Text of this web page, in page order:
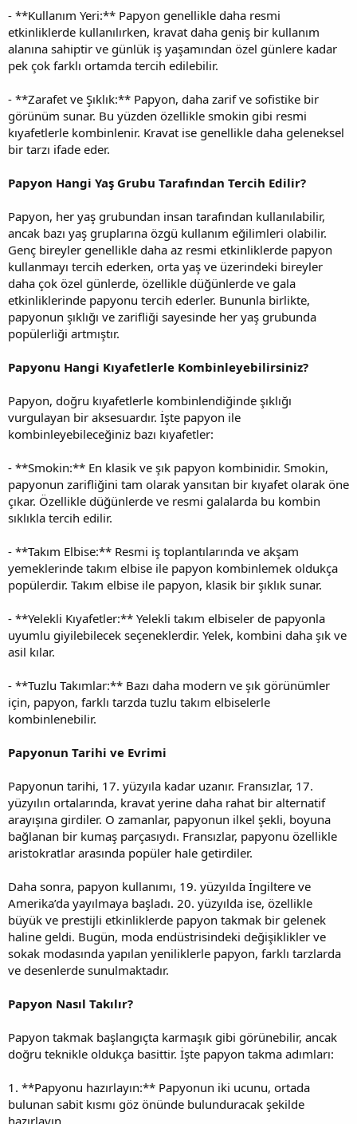
- **Kullanım Yeri:** Papyon genellikle daha resmi
etkinliklerde kullanılırken, kravat daha geniş bir kullanım
alanına sahiptir ve günlük iş yaşamından özel günlere kadar
pek çok farklı ortamda tercih edilebilir.
- **Zarafet ve Şıklık:** Papyon, daha zarif ve sofistike bir
görünüm sunar. Bu yüzden özellikle smokin gibi resmi
kıyafetlerle kombinlenir. Kravat ise genellikle daha geleneksel
bir tarzı ifade eder.
Papyon Hangi Yaş Grubu Tarafından Tercih Edilir?
Papyon, her yaş grubundan insan tarafından kullanılabilir,
ancak bazı yaş gruplarına özgü kullanım eğilimleri olabilir.
Genç bireyler genellikle daha az resmi etkinliklerde papyon
kullanmayı tercih ederken, orta yaş ve üzerindeki bireyler
daha çok özel günlerde, özellikle düğünlerde ve gala
etkinliklerinde papyonu tercih ederler. Bununla birlikte,
papyonun şıklığı ve zarifliği sayesinde her yaş grubunda
popülerliği artmıştır.
Papyonu Hangi Kıyafetlerle Kombinleyebilirsiniz?
Papyon, doğru kıyafetlerle kombinlendiğinde şıklığı
vurgulayan bir aksesuardır. İşte papyon ile
kombinleyebileceğiniz bazı kıyafetler:
- **Smokin:** En klasik ve şık papyon kombinidir. Smokin,
papyonun zarifliğini tam olarak yansıtan bir kıyafet olarak öne
çıkar. Özellikle düğünlerde ve resmi galalarda bu kombin
sıklıkla tercih edilir.
- **Takım Elbise:** Resmi iş toplantılarında ve akşam
yemeklerinde takım elbise ile papyon kombinlemek oldukça
popülerdir. Takım elbise ile papyon, klasik bir şıklık sunar.
- **Yelekli Kıyafetler:** Yelekli takım elbiseler de papyonla
uyumlu giyilebilecek seçeneklerdir. Yelek, kombini daha şık ve
asil kılar.
- **Tuzlu Takımlar:** Bazı daha modern ve şık görünümler
için, papyon, farklı tarzda tuzlu takım elbiselerle
kombinlenebilir.
Papyonun Tarihi ve Evrimi
Papyonun tarihi, 17. yüzyıla kadar uzanır. Fransızlar, 17.
yüzyılın ortalarında, kravat yerine daha rahat bir alternatif
arayışına girdiler. O zamanlar, papyonun ilkel şekli, boyuna
bağlanan bir kumaş parçasıydı. Fransızlar, papyonu özellikle
aristokratlar arasında popüler hale getirdiler.
Daha sonra, papyon kullanımı, 19. yüzyılda İngiltere ve
Amerika’da yayılmaya başladı. 20. yüzyılda ise, özellikle
büyük ve prestijli etkinliklerde papyon takmak bir gelenek
haline geldi. Bugün, moda endüstrisindeki değişiklikler ve
sokak modasında yapılan yeniliklerle papyon, farklı tarzlarda
ve desenlerde sunulmaktadır.
Papyon Nasıl Takılır?
Papyon takmak başlangıçta karmaşık gibi görünebilir, ancak
doğru teknikle oldukça basittir. İşte papyon takma adımları:
1. **Papyonu hazırlayın:** Papyonun iki ucunu, ortada
bulunan sabit kısmı göz önünde bulunduracak şekilde
hazırlayın.